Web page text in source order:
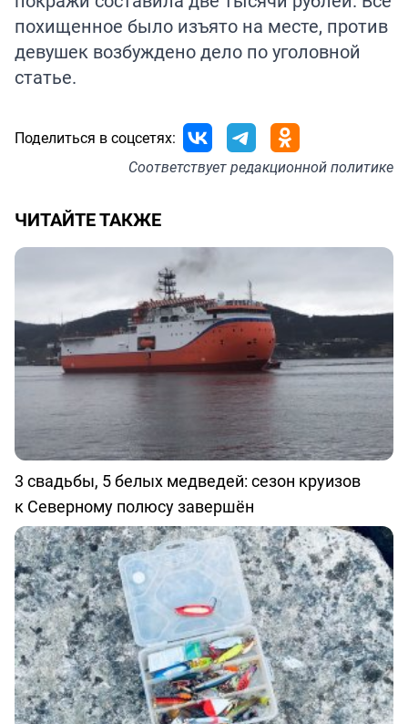
похищенное было изъято на месте, против
девушек возбуждено дело по уголовной
статье.
Поделиться в соцсетях:
Соответствуетредакционной политике
ЧИТАЙТЕ ТАКЖЕ
3 свадьбы, 5 белых медведей: сезон круизов
к Северному полюсу завершён